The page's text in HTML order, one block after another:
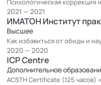
ICP Centre
Дополнительное
ACSTH Certificate (125 часов)
2020 — 2020
Психологическая
ИМАТОН Институт
Высшее
Как избавиться от обиды и
2021 — 2021